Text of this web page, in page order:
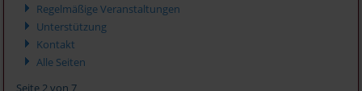
Regelmäßige Veranstaltungen
Unterstützung
Kontakt
Alle Seiten
Seite 2 von 7